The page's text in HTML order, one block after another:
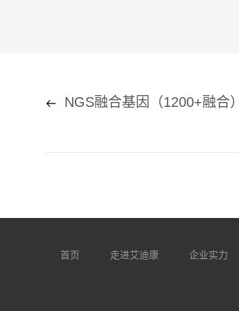
NGS融合基因（1200+融合）
首页 走进艾迪康 企业实力